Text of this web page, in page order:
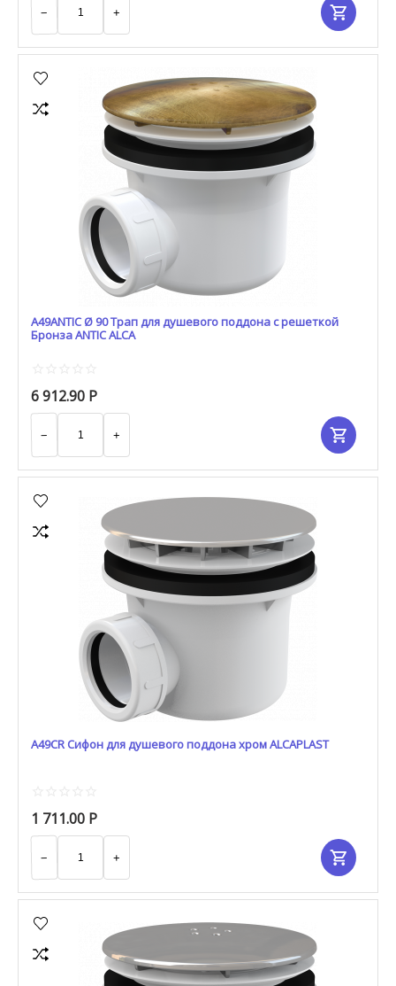
+
−
A49ANTIC Ø 90 Трап для душевого поддона с решеткой
Бронза ANTIC ALCA
6 912.90 Р
+
−
A49CR Сифон для душевого поддона хром ALCAPLAST
1 711.00 Р
+
−